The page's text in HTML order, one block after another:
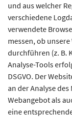
und aus welcher
verschiedene
verwendete
messen, ob
durchführen (z. B.
Analyse-Tools
DSGVO. Der
an der Analyse
Webangebot als
eine